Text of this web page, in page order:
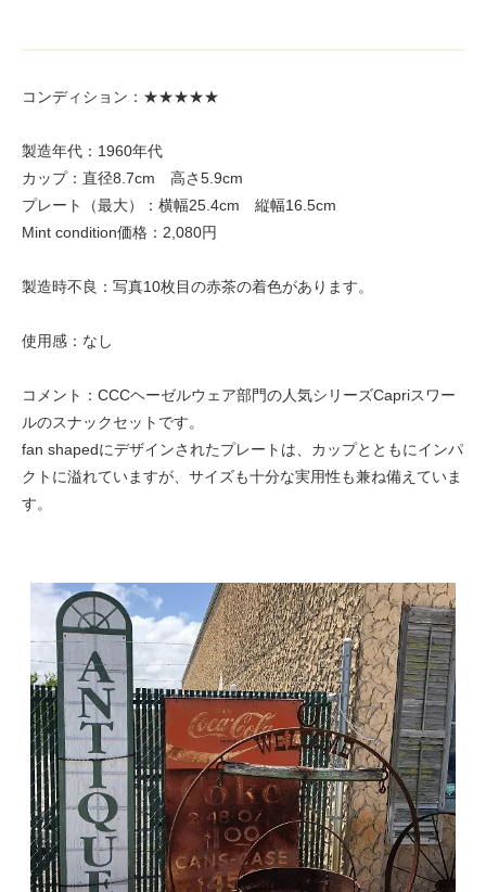
コンディション：★★★★★
製造年代：1960年代
カップ：直径8.7cm 高さ5.9cm
プレート（最大）：横幅25.4cm 縦幅16.5cm
Mint condition価格：2,080円
製造時不良：写真10枚目の赤茶の着色があります。
使用感：なし
コメント：CCCヘーゼルウェア部門の人気シリーズCapriスワー
ルのスナックセットです。
fan shapedにデザインされたプレートは、カップとともにインパ
クトに溢れていますが、サイズも十分な実用性も兼ね備えていま
す。